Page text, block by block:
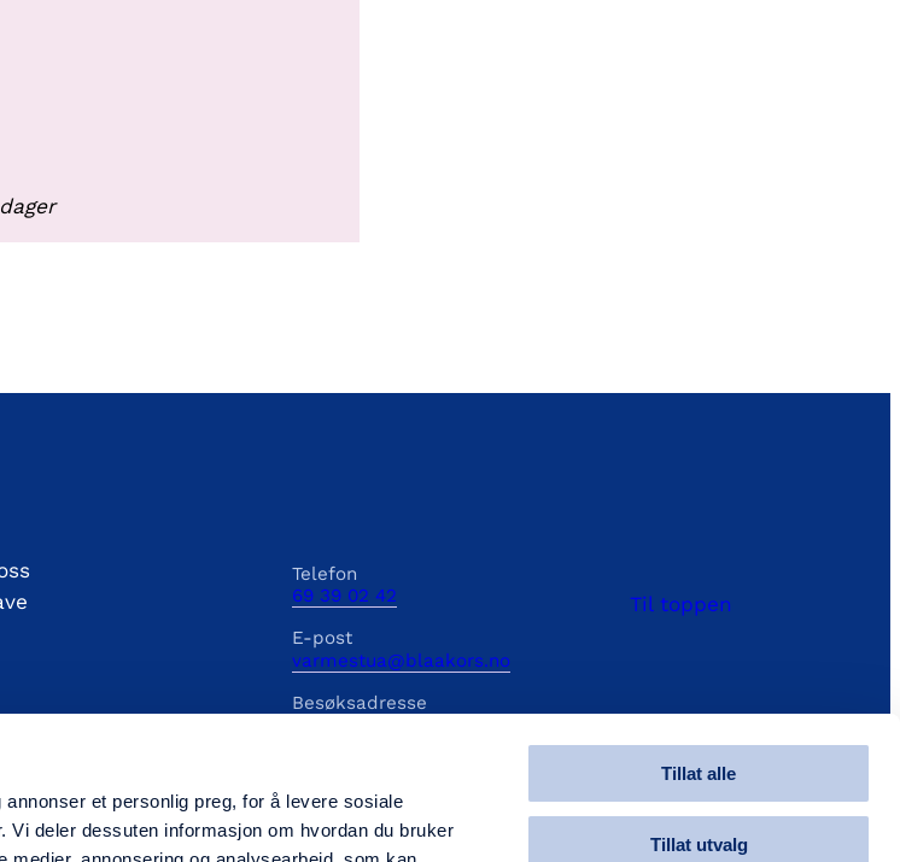
et personlig preg, for å levere sosiale
deler dessuten informasjon om hvordan du bruker
Tillat alle
Tillat utvalg
Telefon
69 39 02 42
E-post
varmestua@blaakors.no
Besøksadresse
3126.31.12868
Til toppen